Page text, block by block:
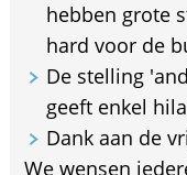
hebben grote
hard voor de
De stelling
geeft enkel
Dank aan de
We wensen